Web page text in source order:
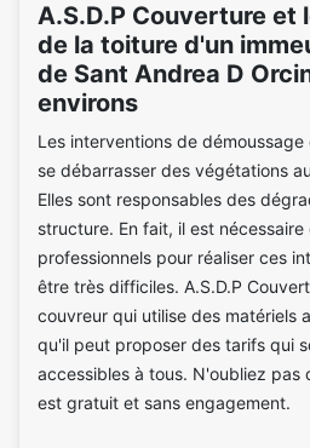
A.S.D.P Couverture et
de la toiture d'un
de Sant Andrea D
environs
Les interventions de
se débarrasser des végétations
Elles sont responsables des
structure. En fait, il est
professionnels pour réaliser ces
être très difficiles. A.S.D.P
couvreur qui utilise des matériels
qu'il peut proposer des tarifs qui
accessibles à tous. N'oubliez pas
est gratuit et sans engagement.